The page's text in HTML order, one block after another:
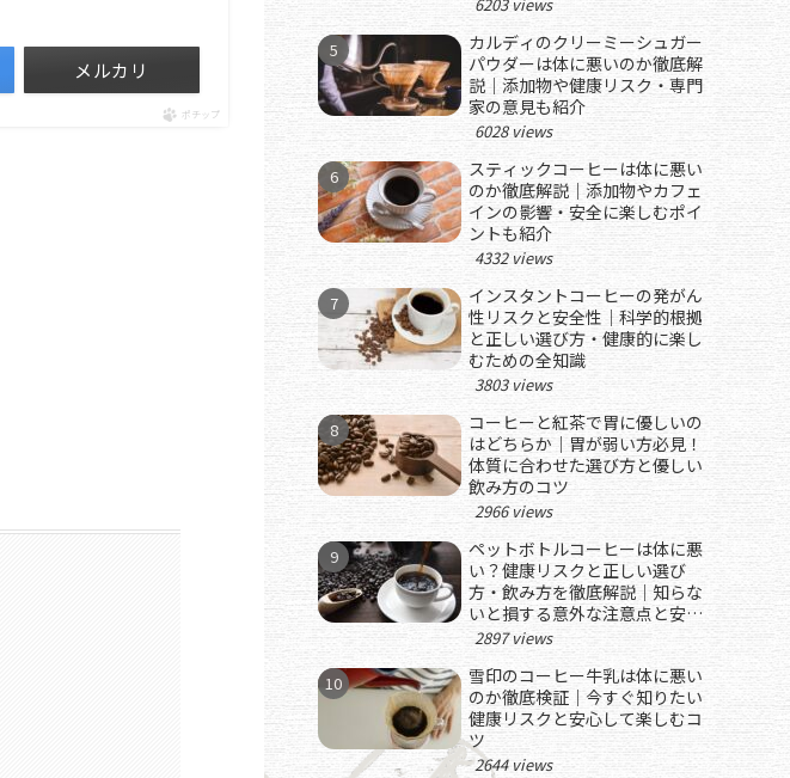
メルカリ
ポチップ
カルディのクリーミーシュガー
パウダーは体に悪いのか徹底解
説｜添加物や健康リスク・専門
家の意見も紹介
6028 views
スティックコーヒーは体に悪い
のか徹底解説｜添加物やカフェ
インの影響・安全に楽しむポイ
ントも紹介
4332 views
インスタントコーヒーの発がん
性リスクと安全性｜科学的根拠
と正しい選び方・健康的に楽し
むための全知識
3803 views
コーヒーと紅茶で胃に優しいの
はどちらか｜胃が弱い方必見！
体質に合わせた選び方と優しい
飲み方のコツ
2966 views
ペットボトルコーヒーは体に悪
い？健康リスクと正しい選び
方・飲み方を徹底解説｜知らな
いと損する意外な注意点と安心
して楽しむためのポイント
2897 views
雪印のコーヒー牛乳は体に悪い
のか徹底検証｜今すぐ知りたい
健康リスクと安心して楽しむコ
ツ
2644 views